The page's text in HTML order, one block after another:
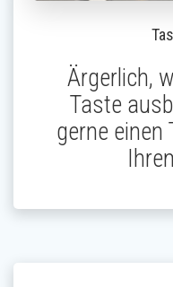
Ärgerlich,
Taste
gerne